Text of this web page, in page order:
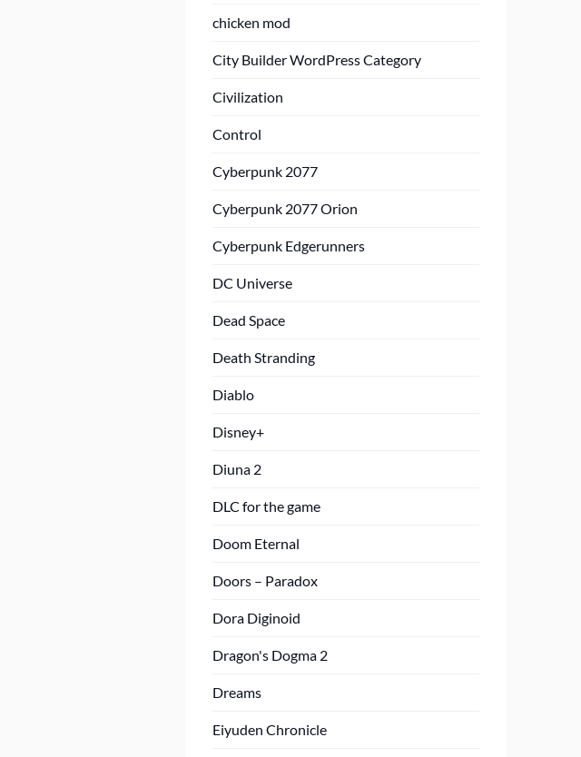
chicken mod
City Builder WordPress Category
Civilization
Control
Cyberpunk 2077
Cyberpunk 2077 Orion
Cyberpunk Edgerunners
DC Universe
Dead Space
Death Stranding
Diablo
Disney+
Diuna 2
DLC for the game
Doom Eternal
Doors – Paradox
Dora Diginoid
Dragon's Dogma 2
Dreams
Eiyuden Chronicle